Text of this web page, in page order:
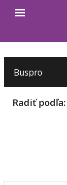
menu
Radiť podľa: